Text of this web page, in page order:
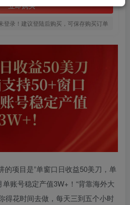
立即购买
登录！建议登陆后购买，可保存购买订单
的项目是”单窗口日收益50美刀，单
账号稳定产值3W+！“背靠海外大
得花时间去做，每天三到五个小时